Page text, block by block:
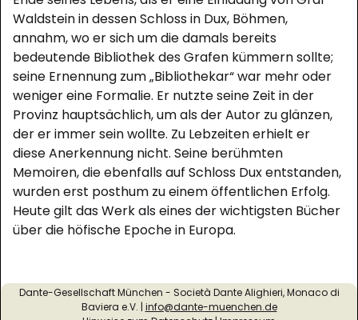
Waldstein in dessen Schloss in Dux, Böhmen,
annahm, wo er sich um die damals bereits
bedeutende Bibliothek des Grafen kümmern sollte;
seine Ernennung zum „Bibliothekar“ war mehr oder
weniger eine Formalie. Er nutzte seine Zeit in der
Provinz hauptsächlich, um als der Autor zu glänzen,
der er immer sein wollte. Zu Lebzeiten erhielt er
diese Anerkennung nicht. Seine berühmten
Memoiren, die ebenfalls auf Schloss Dux entstanden,
wurden erst posthum zu einem öffentlichen Erfolg.
Heute gilt das Werk als eines der wichtigsten Bücher
über die höfische Epoche in Europa.
Dante-Gesellschaft München - Società Dante Alighieri, Monaco di
Baviera e.V. | info@dante-muenchen.de